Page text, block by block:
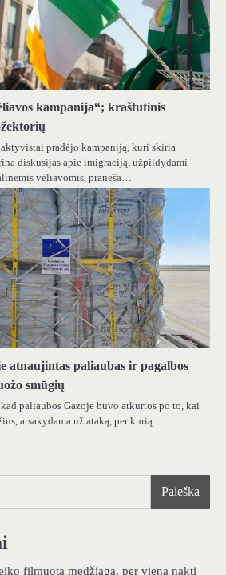
kampanija“; kraštutinis
pradėjo kampaniją, kuri skiria
diskusijas apie imigraciją, užpildydami
vėliavomis, praneša…
atnaujintas paliaubas ir pagalbos
smūgių
paliaubos Gazoje buvo atkurtos po to, kai
atsakydama už ataką, per kurią…
Paieška
filmuotą medžiagą, per vieną naktį